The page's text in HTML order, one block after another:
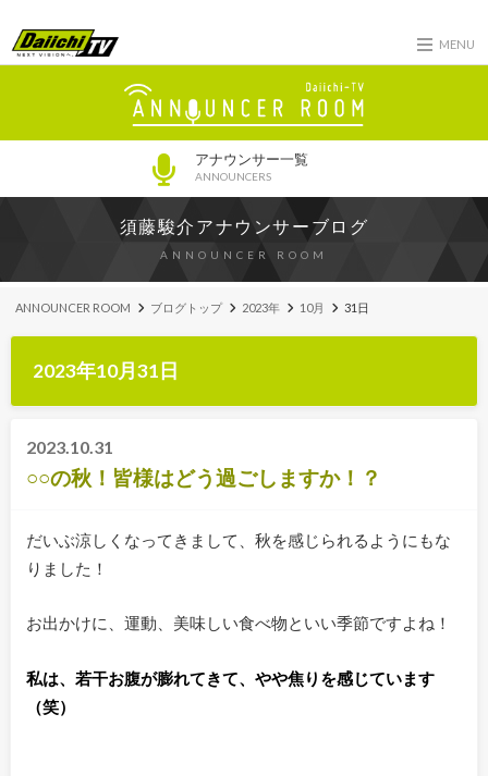
MENU
アナウンサー一覧
ANNOUNCERS
須藤駿介アナウンサーブログ
ANNOUNCER ROOM
ANNOUNCER ROOM ブログトップ 2023年 10月 31日
2023年10月31日
2023.10.31
○○の秋！皆様はどう過ごしますか！？
だいぶ涼しくなってきまして、秋を感じられるようにもな
りました！
お出かけに、運動、美味しい食べ物といい季節ですよね！
私は、若干お腹が膨れてきて、やや焦りを感じています
（笑）